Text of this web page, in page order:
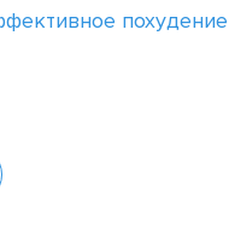
похудение